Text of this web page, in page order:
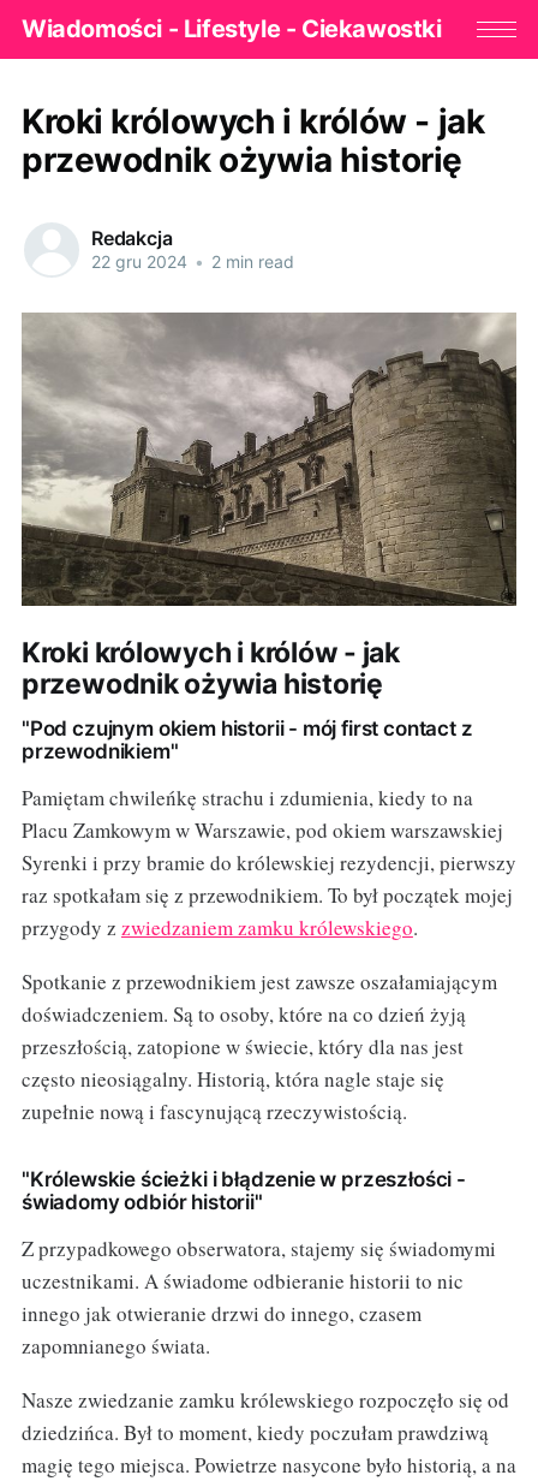
Wiadomości - Lifestyle - Ciekawostki
Kroki królowych i królów - jak
przewodnik ożywia historię
Redakcja
22 gru 2024 • 2 min read
Kroki królowych i królów - jak
przewodnik ożywia historię
"Pod czujnym okiem historii - mój first contact z
przewodnikiem"
Pamiętam chwileńkę strachu i zdumienia, kiedy to na
Placu Zamkowym w Warszawie, pod okiem warszawskiej
Syrenki i przy bramie do królewskiej rezydencji, pierwszy
raz spotkałam się z przewodnikiem. To był początek mojej
przygody z zwiedzaniem zamku królewskiego.
Spotkanie z przewodnikiem jest zawsze oszałamiającym
doświadczeniem. Są to osoby, które na co dzień żyją
przeszłością, zatopione w świecie, który dla nas jest
często nieosiągalny. Historią, która nagle staje się
zupełnie nową i fascynującą rzeczywistością.
"Królewskie ścieżki i błądzenie w przeszłości -
świadomy odbiór historii"
Z przypadkowego obserwatora, stajemy się świadomymi
uczestnikami. A świadome odbieranie historii to nic
innego jak otwieranie drzwi do innego, czasem
zapomnianego świata.
Nasze zwiedzanie zamku królewskiego rozpoczęło się od
dziedzińca. Był to moment, kiedy poczułam prawdziwą
magię tego miejsca. Powietrze nasycone było historią, a na